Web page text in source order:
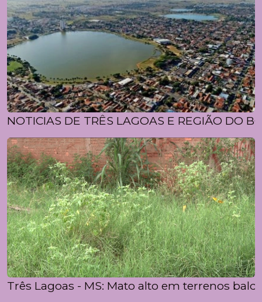
NOTICIAS DE TRÊS LAGOAS E REGIÃO DO
Três Lagoas - MS: Mato alto em terrenos